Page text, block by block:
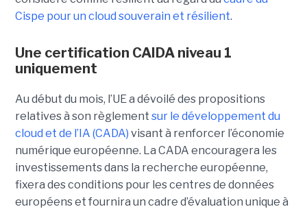
Cispe pour un cloud souverain et résilient.
Une certification CAIDA niveau 1
uniquement
Au début du mois, l’UE a dévoilé des propositions
relatives à son règlement sur le développement du
cloud et de l’IA (CADA) visant à renforcer l’économie
numérique européenne. La CADA encouragera les
investissements dans la recherche européenne,
fixera des conditions pour les centres de données
européens et fournira un cadre d’évaluation unique à